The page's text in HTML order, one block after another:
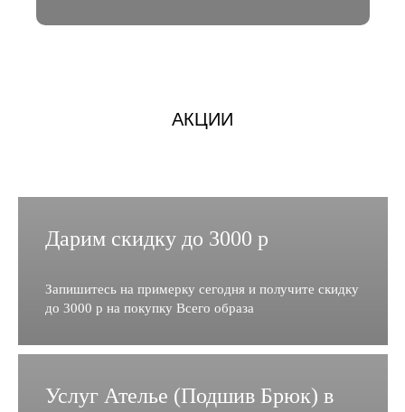
АКЦИИ
Дарим скидку до 3000 р
Запишитесь на примерку сегодня и получите скидку
до 3000 р на покупку Всего образа
Услуг Ателье (Подшив Брюк) в